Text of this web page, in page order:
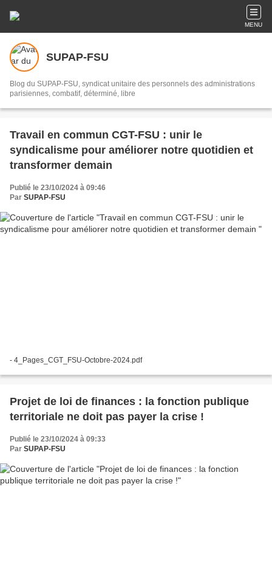
MENU
SUPAP-FSU
Blog du SUPAP-FSU, syndicat unitaire des personnels des administrations
parisiennes, combatif, déterminé, libre
Travail en commun CGT-FSU : unir le
syndicalisme pour améliorer notre quotidien et
transformer demain
Publié le 23/10/2024 à 09:46
Par SUPAP-FSU
- 4_Pages_CGT_FSU-Octobre-2024.pdf
Projet de loi de finances : la fonction publique
territoriale ne doit pas payer la crise !
Publié le 23/10/2024 à 09:33
Par SUPAP-FSU